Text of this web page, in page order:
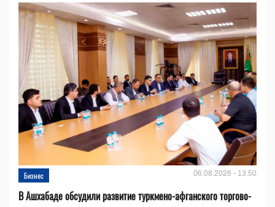
Бизнес 06.08.2026 - 13:50
В Ашхабаде обсудили развитие туркмено-афганского торгово-